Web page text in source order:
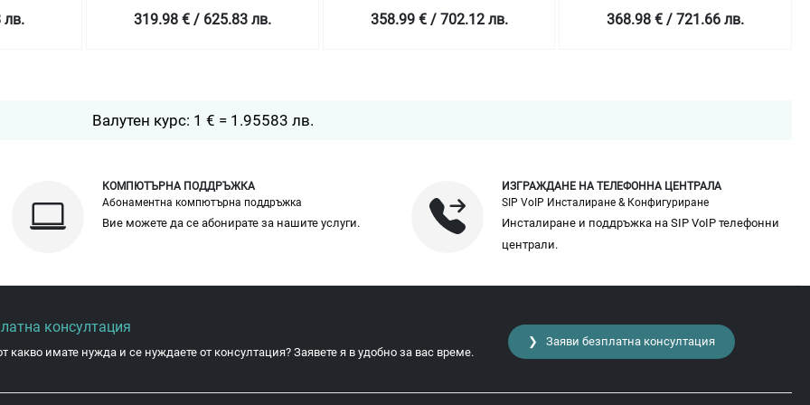
319.98 € / 625.83 лв. 358.99 € / 702.12 лв. 368.98 € / 721.66 лв. 298.99 € /
Валутен курс: 1 € = 1.95583 лв.
КОМПЮТЪРНА ПОДДРЪЖКА
Абонаментна компютърна поддръжка
Вие можете да се абонирате за нашите услуги.
ИЗГРАЖДАНЕ НА ТЕЛЕФОННА ЦЕНТРАЛА
SIP VoIP Инсталиране & Конфигуриране
Инсталиране и поддръжка на SIP VoIP телефонни
централи.
консултация
какво имате нужда и се нуждаете от консултация? Заявете я в удобно за вас време.
❯ Заяви безплатна консултация